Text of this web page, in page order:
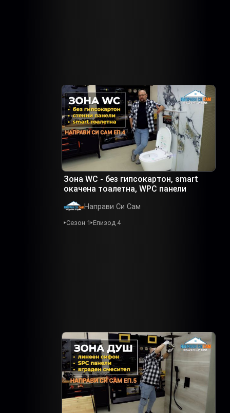
Зона WC - без гипсокартон, smart
окачена тоалетна, WPC панели
Направи Си Сам
Сезон 1 Епизод 4